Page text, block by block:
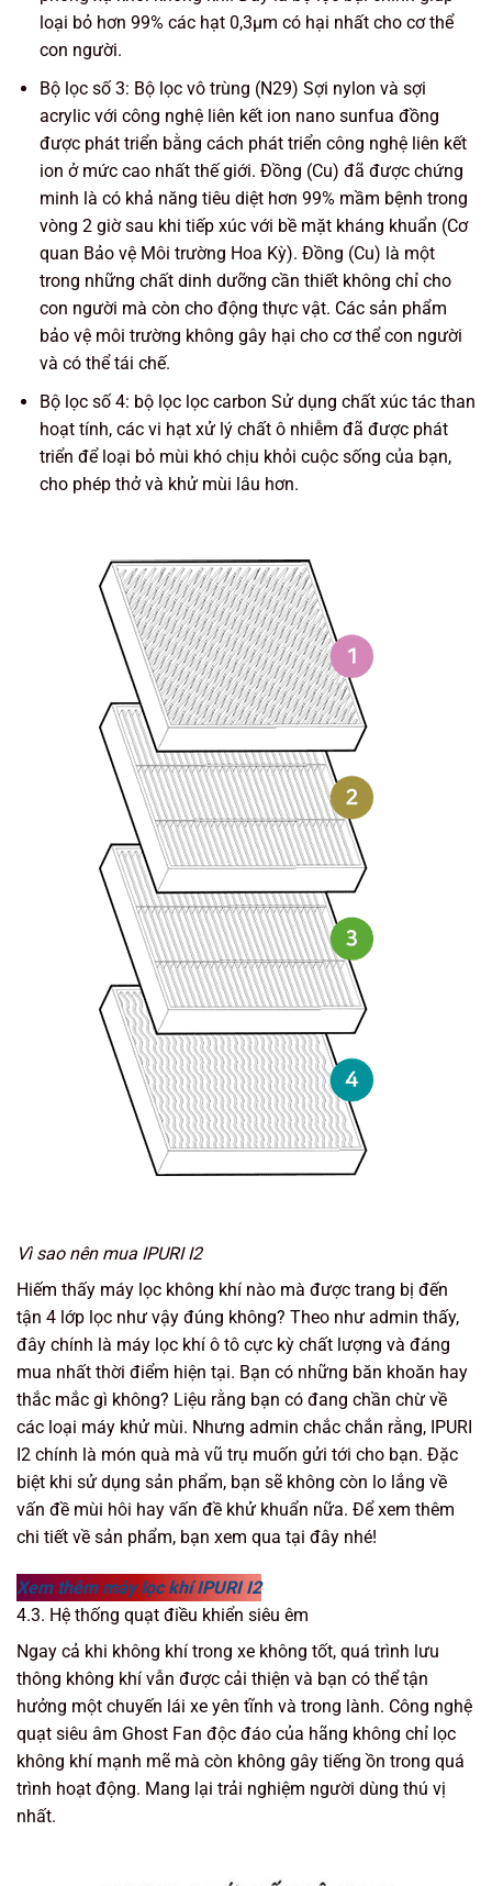
loại bỏ hơn 99% các hạt 0,3μm có hại nhất cho cơ thể
con người.
Bộ lọc số 3: Bộ lọc vô trùng (N29) Sợi nylon và sợi
acrylic với công nghệ liên kết ion nano sunfua đồng
được phát triển bằng cách phát triển công nghệ liên kết
ion ở mức cao nhất thế giới. Đồng (Cu) đã được chứng
minh là có khả năng tiêu diệt hơn 99% mầm bệnh trong
vòng 2 giờ sau khi tiếp xúc với bề mặt kháng khuẩn (Cơ
quan Bảo vệ Môi trường Hoa Kỳ). Đồng (Cu) là một
trong những chất dinh dưỡng cần thiết không chỉ cho
con người mà còn cho động thực vật. Các sản phẩm
bảo vệ môi trường không gây hại cho cơ thể con người
và có thể tái chế.
Bộ lọc số 4: bộ lọc lọc carbon Sử dụng chất xúc tác than
hoạt tính, các vi hạt xử lý chất ô nhiễm đã được phát
triển để loại bỏ mùi khó chịu khỏi cuộc sống của bạn,
cho phép thở và khử mùi lâu hơn.
Vì sao nên mua IPURI I2
Hiếm thấy máy lọc không khí nào mà được trang bị đến
tận 4 lớp lọc như vậy đúng không? Theo như admin thấy,
đây chính là máy lọc khí ô tô cực kỳ chất lượng và đáng
mua nhất thời điểm hiện tại. Bạn có những băn khoăn hay
thắc mắc gì không? Liệu rằng bạn có đang chần chừ về
các loại máy khử mùi. Nhưng admin chắc chắn rằng, IPURI
I2 chính là món quà mà vũ trụ muốn gửi tới cho bạn. Đặc
biệt khi sử dụng sản phẩm, bạn sẽ không còn lo lắng về
vấn đề mùi hôi hay vấn đề khử khuẩn nữa. Để xem thêm
chi tiết về sản phẩm, bạn xem qua tại đây nhé!
Xem thêm máy lọc khí IPURI I2
4.3. Hệ thống quạt điều khiển siêu êm
Ngay cả khi không khí trong xe không tốt, quá trình lưu
thông không khí vẫn được cải thiện và bạn có thể tận
hưởng một chuyến lái xe yên tĩnh và trong lành. Công nghệ
quạt siêu âm Ghost Fan độc đáo của hãng không chỉ lọc
không khí mạnh mẽ mà còn không gây tiếng ồn trong quá
trình hoạt động. Mang lại trải nghiệm người dùng thú vị
nhất.